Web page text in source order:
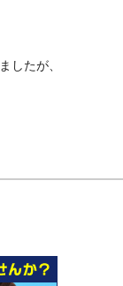
したが、